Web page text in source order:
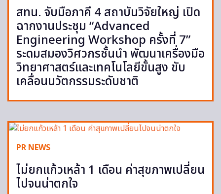
สทน. จับมือภาคี 4 สถาบันวิจัยใหญ่ เปิด
ฉากงานประชุม “Advanced
Engineering Workshop ครั้งที่ 7”
ระดมสมองวิศวกรชั้นนำ พัฒนาเครื่องมือ
วิทยาศาสตร์และเทคโนโลยีขั้นสูง ขับ
เคลื่อนนวัตกรรมระดับชาติ
PR NEWS
ไม่ยกแก้วเหล้า 1 เดือน ค่าสุขภาพเปลี่ยน
ไปจนน่าตกใจ